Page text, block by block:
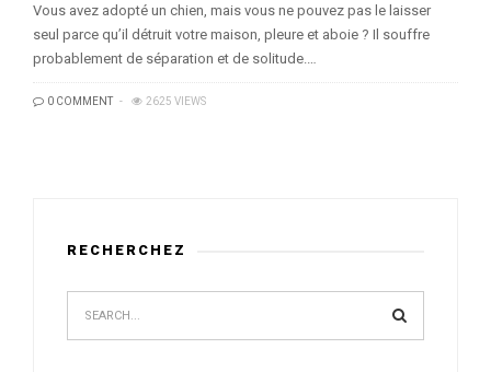
Vous avez adopté un chien, mais vous ne pouvez pas le laisser
seul parce qu’il détruit votre maison, pleure et aboie ? Il souffre
probablement de séparation et de solitude.…
0 COMMENT 2625 VIEWS
RECHERCHEZ